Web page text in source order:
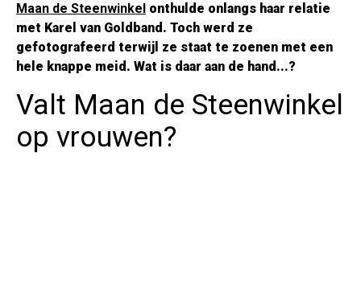
Maan de Steenwinkel onthulde onlangs haar relatie
met Karel van Goldband. Toch werd ze
gefotografeerd terwijl ze staat te zoenen met een
hele knappe meid. Wat is daar aan de hand...?
Valt Maan de Steenwinkel
op vrouwen?